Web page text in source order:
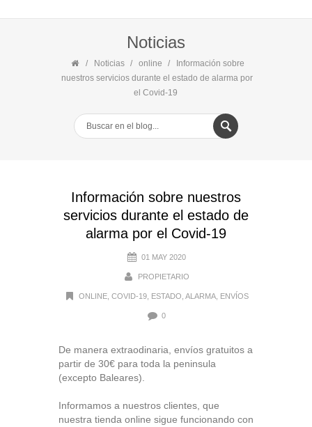
Noticias
Noticias online
Información sobre
nuestros servicios durante el estado de alarma por
el Covid-19
Información sobre nuestros
servicios durante el estado de
alarma por el Covid-19
01 MAY 2020
PROPIETARIO
ONLINE ,COVID-19 ESTADO ,ALARMA ENVÍOS
0
De manera extraodinaria, envíos gratuitos a
partir de 30€ para toda la peninsula
(excepto Baleares).
Informamos a nuestros clientes, que
nuestra tienda online sigue funcionando con